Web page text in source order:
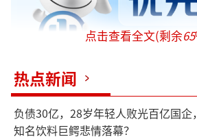
点击查看全文(剩余65
热点新闻
负债30亿，28岁年轻人败光百亿国企，
知名饮料巨鳄悲情落幕？